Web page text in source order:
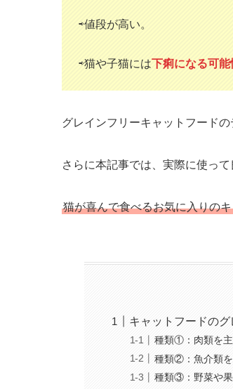
⇨値段が高い。
⇨猫や子猫には下痢になる可能
グレインフリーキャットフード
さらに本記事では、実際に使っ
猫が喜んで食べるお気に入りの
キャットフードの
種類①：肉類を
種類②：魚介類
種類③：野菜や